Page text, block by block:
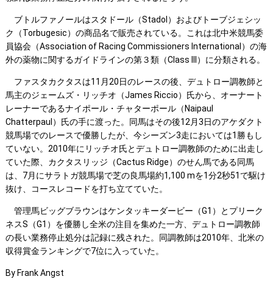
ブトルファノールはスタドール（Stadol）およびトーブジェシッ
ク（Torbugesic）の商品名で販売されている。これは北中米競馬委
員協会（Association of Racing Commissioners International）の海
外の薬物に関するガイドラインの第３類（Class III）に分類される。
ファスタカクタスは11月20日のレースの後、デュトロー調教師と
馬主のジェームズ・リッチオ（James Riccio）氏から、オーナート
レーナーであるナイポール・チャターポール（Naipaul
Chatterpaul）氏の手に渡った。同馬はその後12月3日のアケダクト
競馬場でのレースで優勝したが、今シーズン3走においては1勝もし
ていない。2010年にリッチオ氏とデュトロー調教師のために出走し
ていた際、カクタスリッジ（Cactus Ridge）のせん馬である同馬
は、7月にサラトガ競馬場で芝の良馬場約1,100 mを1分2秒51で駆け
抜け、コースレコードを打ち立てていた。
管理馬ビッグブラウンはケンタッキーダービー（G1）とプリーク
ネスS（G1）を優勝し全米の注目を集めた一方、デュトロー調教師
の長い業務停止処分は記録に残された。同調教師は2010年、北米の
収得賞金ランキングで7位に入っていた。
By Frank Angst